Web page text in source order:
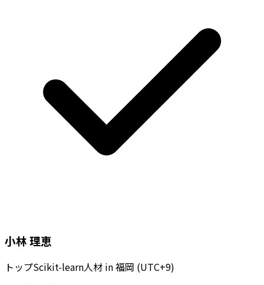
小林 理恵
トップScikit-learn人材 in福岡 (UTC+9)